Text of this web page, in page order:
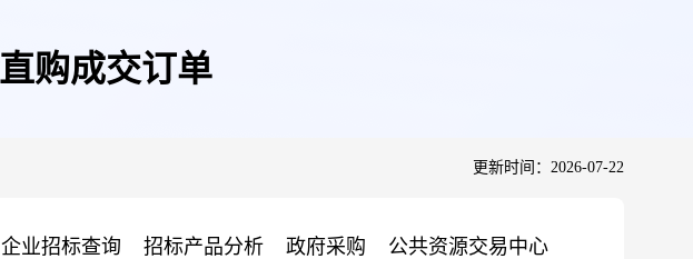
购成交订单
更新时间：2026-07-22
企业招标查询 招标产品分析 政府采购 公共资源交易中心